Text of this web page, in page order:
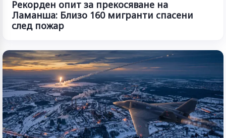
Рекорден опит за прекосяване на
Ламанша: Близо 160 мигранти спасени
след пожар